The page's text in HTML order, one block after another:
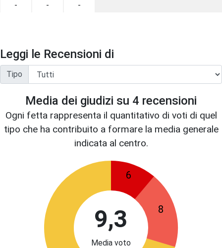
- - -
Leggi le Recensioni di
Tipo
Media dei giudizi su 4 recensioni
Ogni fetta rappresenta il quantitativo di voti di quel
tipo che ha contribuito a formare la media generale
indicata al centro.
9,3
Media voto
6
8